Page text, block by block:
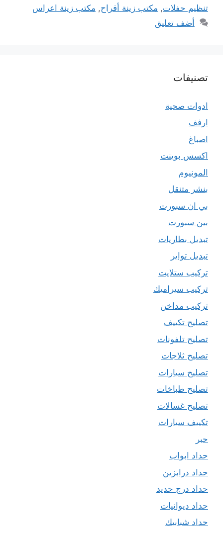
تنظيم حفلات, مكتب زينة أفراح, مكتب زينة اعراس
أضف تعليق
تصنيفات
ادوات صحية
ارفف
اصباغ
اكسس بوينت
المونيوم
بنشر متنقل
بي ان سبورت
بين سبورت
تبديل بطاريات
تبديل تواير
تركيب ستلايت
تركيب سيراميك
تركيب مداخن
تصليح تكييف
تصليح تلفونات
تصليح ثلاجات
تصليح سيارات
تصليح طباخات
تصليح غسالات
تكييف سيارات
حبر
حداد ابواب
حداد درابزين
حداد درج حديد
حداد ديوانيات
حداد شبابيك